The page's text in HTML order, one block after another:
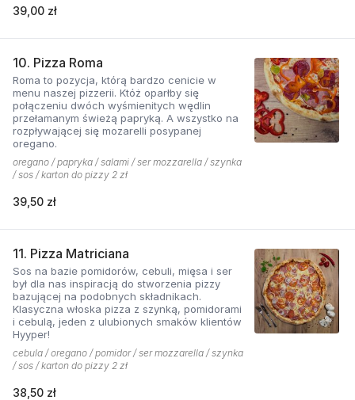
39,00 zł
10. Pizza Roma
Roma to pozycja, którą bardzo cenicie w
menu naszej pizzerii. Któż oparłby się
połączeniu dwóch wyśmienitych wędlin
przełamanym świeżą papryką. A wszystko na
rozpływającej się mozarelli posypanej
oregano.
oregano / papryka / salami / ser mozzarella / szynka
/ sos / karton do pizzy 2 zł
39,50 zł
11. Pizza Matriciana
Sos na bazie pomidorów, cebuli, mięsa i ser
był dla nas inspiracją do stworzenia pizzy
bazującej na podobnych składnikach.
Klasyczna włoska pizza z szynką, pomidorami
i cebulą, jeden z ulubionych smaków klientów
Hyyper!
cebula / oregano / pomidor / ser mozzarella / szynka
/ sos / karton do pizzy 2 zł
38,50 zł